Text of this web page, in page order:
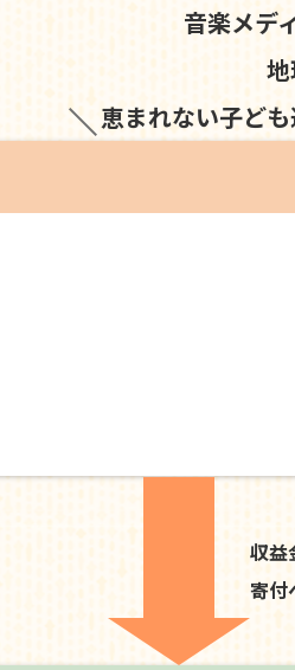
音楽メデ
恵まれない子ど
収益
寄付